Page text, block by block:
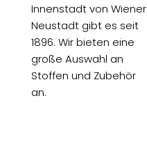
Innenstadt von Wiener
Neustadt gibt es seit
1896. Wir bieten eine
große Auswahl an
Stoffen und Zubehör
an.